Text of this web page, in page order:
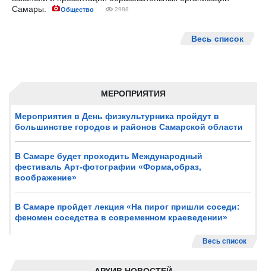
МЕРОПРИЯТИЯ
Мероприятия в День физкультурника пройдут в
большинстве городов и районов Самарской области
В Самаре будет проходить Международный
фестиваль Арт-фотографии «Форма,образ,
воображение»
В Самаре пройдет лекция «На пирог пришли соседи:
феномен соседства в современном краеведении»
Весь список
Самары.
Общество 2988
Весь список